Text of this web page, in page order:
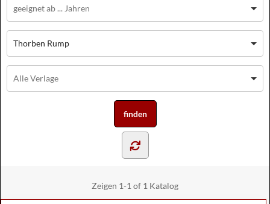
Thorben Rump
Zeigen 1-1 of 1 Katalog